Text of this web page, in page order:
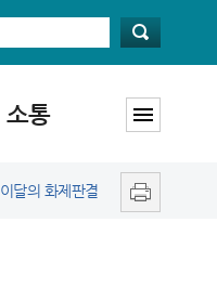
소통
이달의 화제판결